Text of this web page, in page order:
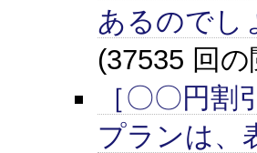
あるのでし
(37535 回
［〇〇円
プランは、